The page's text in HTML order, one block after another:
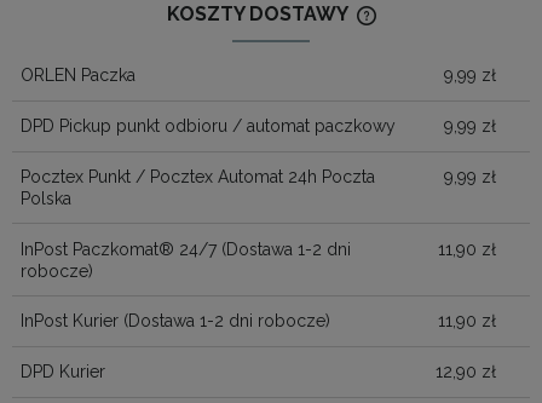
KOSZTY DOSTAWY
ORLEN Paczka 9,99 zł
DPD Pickup punkt odbioru / automat paczkowy 9,99 zł
Pocztex Punkt / Pocztex Automat 24h Poczta
Polska
9,99 zł
InPost Paczkomat® 24/7 (Dostawa 1-2 dni
robocze)
11,90 zł
InPost Kurier (Dostawa 1-2 dni robocze) 11,90 zł
DPD Kurier 12,90 zł